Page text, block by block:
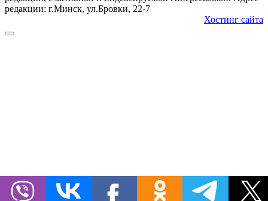
редакции: г.Минск, ул.Бровки, 22-7
Хостинг сайта